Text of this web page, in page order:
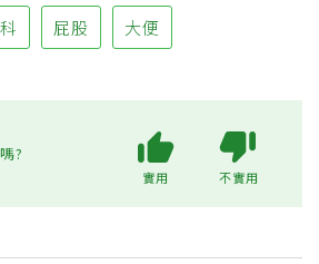
屁股 大便
?
實用 不實用